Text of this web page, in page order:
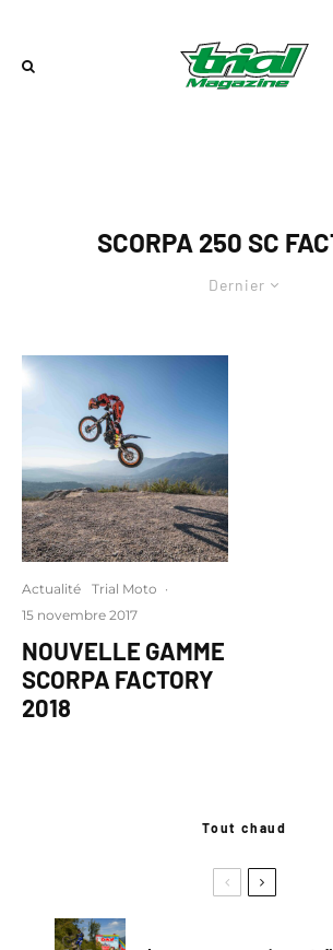
SCORPA 250 SC
Dernier
Actualité Trial Moto ·
15 novembre 2017
NOUVELLE GAMME
SCORPA FACTORY
2018
Tout chaud